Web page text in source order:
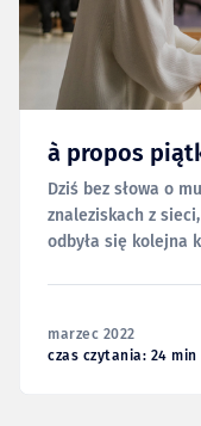
à propos
Dziś bez słowa o
znaleziskach z
odbyła się kolejna
marzec 2022
czas czytania: 24 min